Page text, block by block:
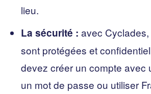
lieu.
La sécurité : avec
sont protégées et
devez créer un compte avec
un mot de passe ou utiliser